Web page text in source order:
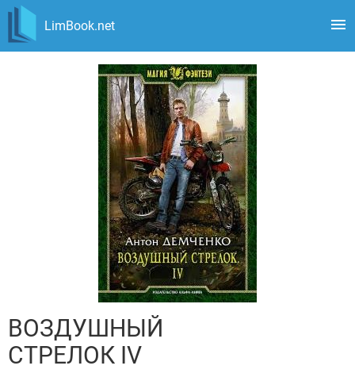
LimBook.net
ВОЗДУШНЫЙ
СТРЕЛОК IV